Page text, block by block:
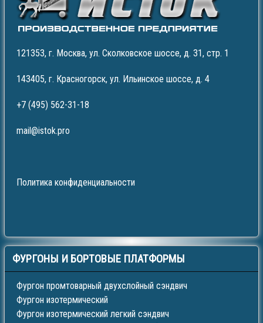
121353, г. Москва, ул. Сколковское шоссе, д. 31, стр. 1
143405, г. Красногорск, ул. Ильинское шоссе, д. 4
+7 (495) 562-31-18
mail@istok.pro
Политика конфиденциальности
ФУРГОНЫ И БОРТОВЫЕ ПЛАТФОРМЫ
Фургон промтоварный двухслойный сэндвич
Фургон изотермический
Фургон изотермический легкий сэндвич